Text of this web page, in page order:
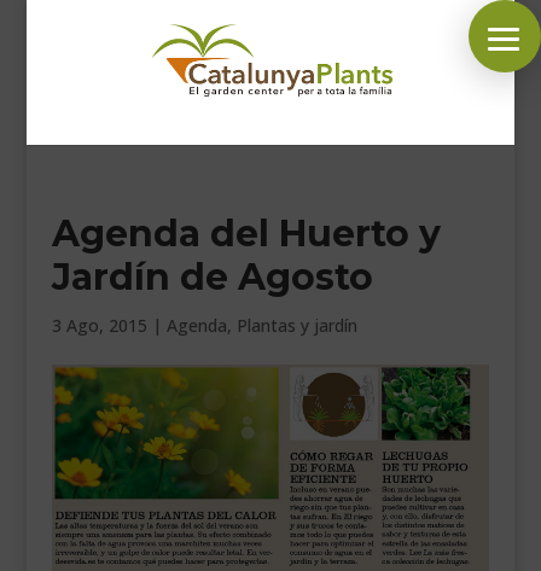
SÍGUENOS EN:
INICIO
PLANTAS
DECORACIÓN
HORARIO GARDEN
CONTACTAR
Agenda del Huerto y
Jardín de Agosto
3 Ago, 2015 | Agenda, Plantas y jardín